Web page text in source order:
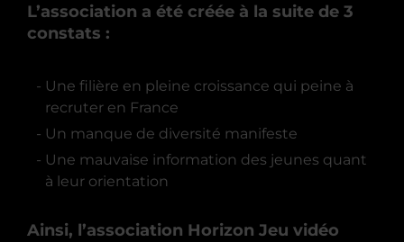
L’association a été créée à la suite de 3
constats :
Une filière en pleine croissance qui peine à
recruter en France
Un manque de diversité manifeste
Une mauvaise information des jeunes quant
à leur orientation
Ainsi, l’association Horizon Jeu vidéo